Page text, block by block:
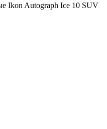
Autograph Ice 10 SUV